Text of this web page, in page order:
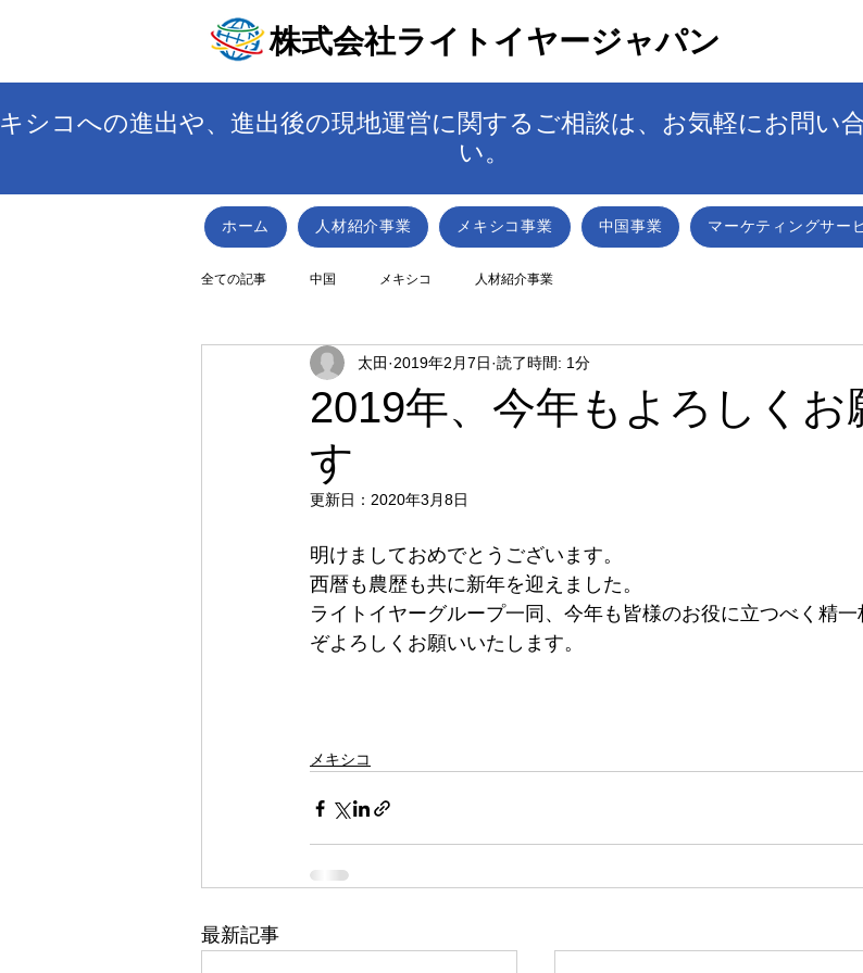
株式会社ライトイヤージャパン
全ての記事 中国 メキシコ 人材紹介事業
2019年、今年もよろしくお
す
太田 2019年2月7日 読了時間: 1分
更新日： 2020年3月8日
明けましておめでとうございます。
西暦も農歴も共に新年を迎えました。
ライトイヤーグループ一同、今年も皆様のお役に立つべく精
ぞよろしくお願いいたします。
メキシコ
最新記事
シコへの進出や、進出後の現地運営に関するご相談は、お気軽にお問い
い。
ホーム 人材紹介事業 メキシコ事業 中国事業 マーケティングサー